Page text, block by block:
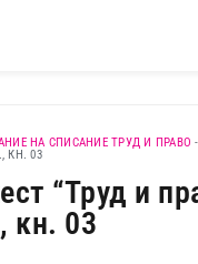
НА СПИСАНИЕ ТРУД И ПРАВО -
КН. 03
“Труд и
кн. 03